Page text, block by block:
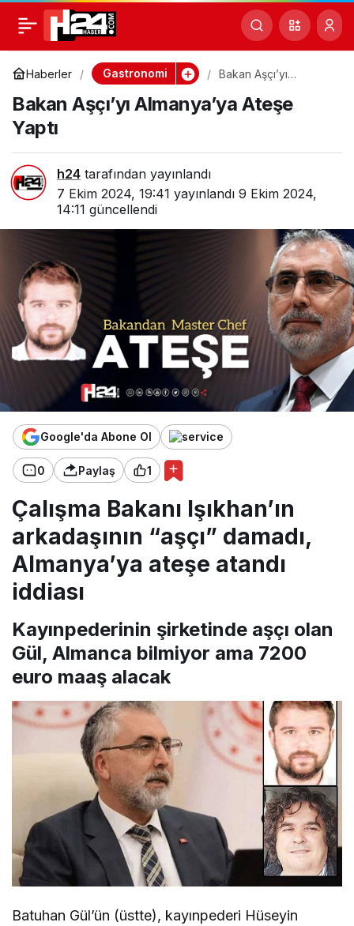
Haberler Gastronomi
Bakan Aşçı’yı
Yaptı
Bakan Aşçı’yı Almanya’ya Ateşe
Yaptı
h24 tarafından yayınlandı
7 Ekim 2024, 19:41 yayınlandı 9 Ekim 2024,
14:11 güncellendi
Google'da Abone Ol
0 Paylaş 1
Çalışma Bakanı Işıkhan’ın
arkadaşının “aşçı” damadı,
Almanya’ya ateşe atandı
iddiası
Kayınpederinin şirketinde aşçı olan
Gül, Almanca bilmiyor ama 7200
euro maaş alacak
Batuhan Gül’ün (üstte), kayınpederi Hüseyin
iSRAİL’İN SINIR TANIMAZ
KÜSTAHLIĞI
Paylaş